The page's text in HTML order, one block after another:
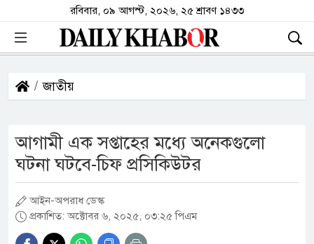
রবিবার, ০৯ আগস্ট, ২০২৬, ২৫ শ্রাবণ ১৪৩৩
জাতীয়
আগামী এক সপ্তাহের মধ্যে অনেকগুলো
ঘটনা ঘটবে-চিফ প্রসিকিউটর
আইন-অপরাধ ডেস্ক
প্রকাশিত: অক্টোবর ৬, ২০২৫, ০৩:২৫ পিএম